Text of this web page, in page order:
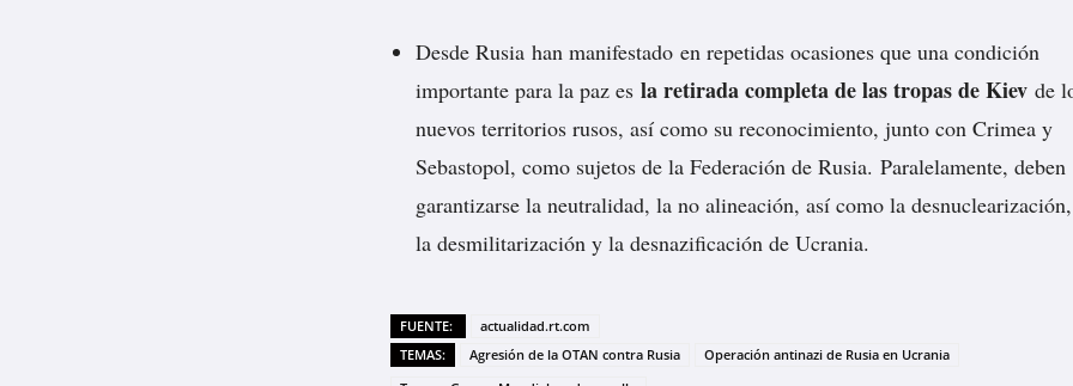
Desde Rusia han manifestado en repetidas ocasiones que una condición
importante para la paz es la retirada completa de las tropas de Kiev de
nuevos territorios rusos, así como su reconocimiento, junto con Crimea y
Sebastopol, como sujetos de la Federación de Rusia. Paralelamente, deben
garantizarse la neutralidad, la no alineación, así como la desnuclearización,
la desmilitarización y la desnazificación de Ucrania.
FUENTE:
actualidad.rt.com
TEMAS:
Agresión de la OTAN contra Rusia
Operación antinazi de Rusia en Ucrania